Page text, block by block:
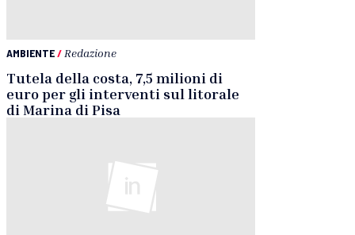
AMBIENTE/ Redazione
Tutela della costa, 7,5 milioni di
euro per gli interventi sul litorale
di Marina di Pisa